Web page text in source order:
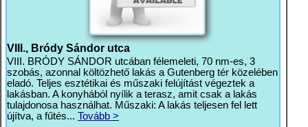
VIII., Bródy Sándor utca
VIII. BRÓDY SÁNDOR utcában félemeleti, 70 nm-es, 3
szobás, azonnal költözhető lakás a Gutenberg tér közelében
eladó. Teljes esztétikai és műszaki felújítást végeztek a
lakásban. A konyhából nyílik a terasz, amit csak a lakás
tulajdonosa használhat. Műszaki: A lakás teljesen fel lett
újítva, a fűtés... Tovább >